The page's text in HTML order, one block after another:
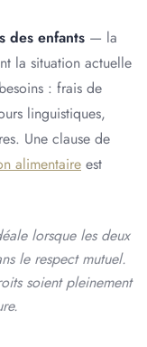
des enfants — la
la situation actuelle
: frais de
linguistiques,
Une clause de
alimentaire est
lorsque les deux
le respect mutuel.
soient pleinement